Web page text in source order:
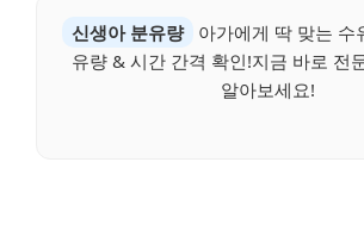
신생아 분유량
아가에게 딱 맞는 수
유량 & 시간 간격 확인!지금 바로 전
알아보세요!